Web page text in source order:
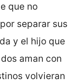
que no
separar sus
y el hijo que
aman con
volvieran